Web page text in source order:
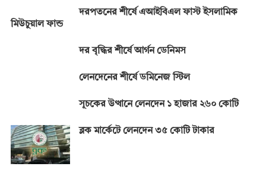
দরপতনের শীর্ষে এআইবিএল ফাস্ট ইসলামিক
মিউচুয়াল ফান্ড
দর বৃদ্ধির শীর্ষে আর্গন ডেনিমস
লেনদেনের শীর্ষে ডমিনেজ স্টিল
সূচকের উত্থানে লেনদেন ১ হাজার ২৬০ কোটি
ব্লক মার্কেটে লেনদেন ৩৫ কোটি টাকার